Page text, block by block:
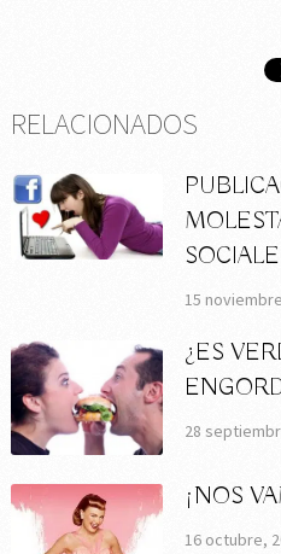
RELACIONADOS
15
¿ES
28
¡NOS
16 octubre,